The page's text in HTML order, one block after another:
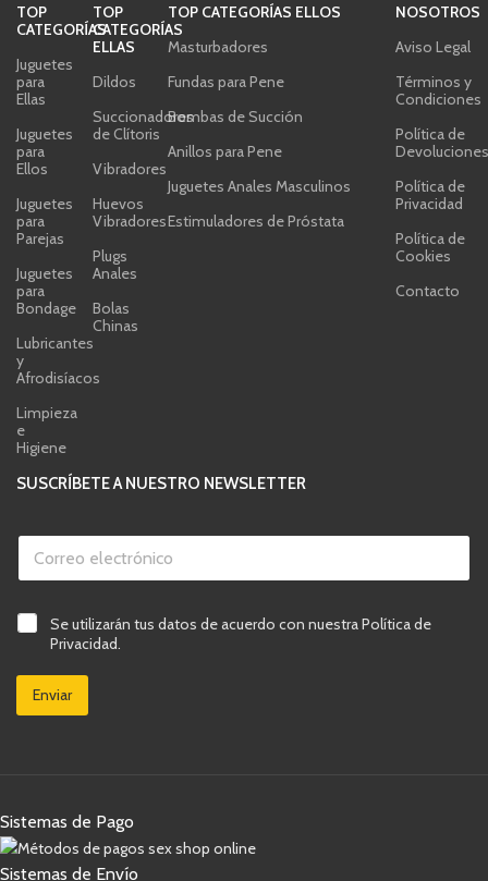
TOP
CATEGORÍAS
Juguetes
para
Ellas
Juguetes
para
Ellos
Juguetes
para
Parejas
Juguetes
para
Bondage
Lubricantes
y
Afrodisíacos
Limpieza
e
Higiene
TOP
CATEGORÍAS
ELLAS
Dildos
Succionadores
de Clítoris
Vibradores
Huevos
Vibradores
Plugs
Anales
Bolas
Chinas
TOP CATEGORÍAS ELLOS
Masturbadores
Fundas para Pene
Bombas de Succión
Anillos para Pene
Juguetes Anales Masculinos
Estimuladores de Próstata
NOSOTROS
Aviso Legal
Términos y
Condiciones
Política de
Política de
Privacidad
Política de
Cookies
Contacto
SUSCRÍBETE A NUESTRO NEWSLETTER
C
r
e
o
l
c
c
o
*
f
c
C
o
C
i
l
e
r
Se utilizarán tus datos de acuerdo con nuestra Política de
Privacidad.
Enviar
Sistemas de Pago
Sistemas de Envío